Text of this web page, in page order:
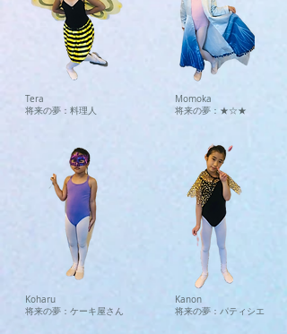
Momoka
将来の夢：★☆★
Koharu
将来の夢：ケーキ屋さん
Kanon
将来の夢：パティシエ
Tera
将来の夢：料理人